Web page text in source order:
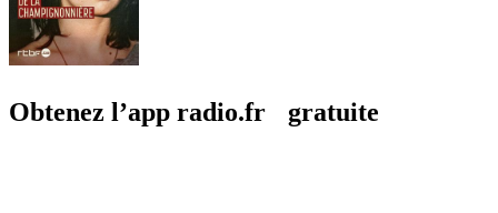
Obtenez l’app radio.fr gratuite